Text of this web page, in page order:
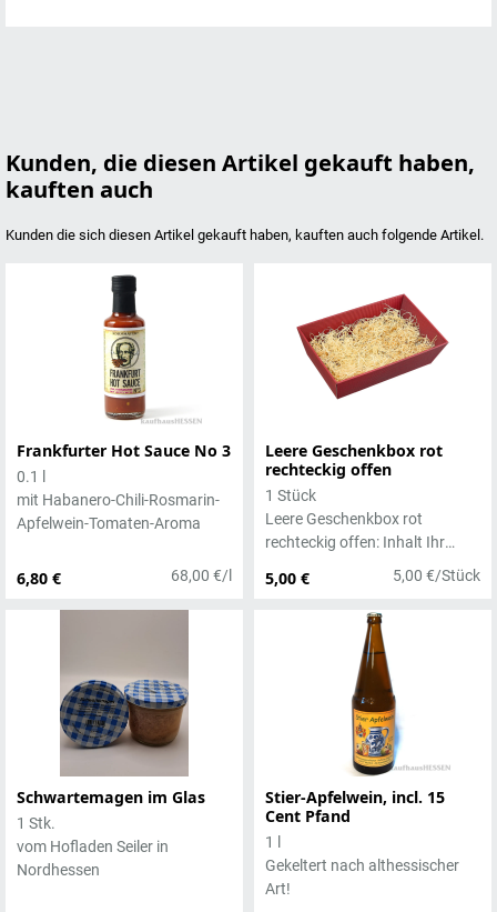
Kunden, die diesen Artikel gekauft haben,
kauften auch
Kunden die sich diesen Artikel gekauft haben, kauften auch folgende Artikel.
Frankfurter Hot Sauce No 3
6,80 € 68,00 €/l
0.1 l
mit Habanero-Chili-Rosmarin-
Apfelwein-Tomaten-Aroma
Leere Geschenkbox rot
rechteckig offen
5,00 € 5,00 €/Stück
1 Stück
Leere Geschenkbox rot
rechteckig offen: Inhalt Ihr
Schwartemagen im Glas
1 Stk.
vom Hofladen Seiler in
Nordhessen
Stier-Apfelwein, incl. 15
Cent Pfand
1 l
Gekeltert nach althessischer
Art!